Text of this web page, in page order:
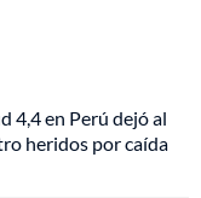
4,4 en Perú dejó al
heridos por caída